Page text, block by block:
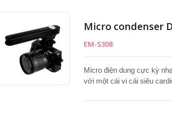
Micro condenser
EM-S308
Micro điện dung cực kỳ
với một cái vi cái siêu
"giày nóng" giảm thiểu